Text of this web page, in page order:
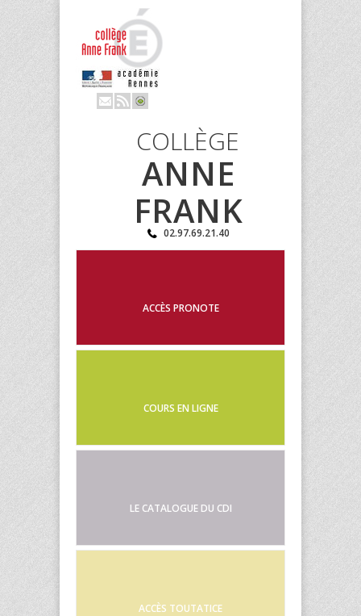
COLLÈGE
ANNE
FRANK
02.97.69.21.40
ACCÈS PRONOTE
COURS EN LIGNE
LE CATALOGUE DU CDI
ACCÈS TOUTATICE